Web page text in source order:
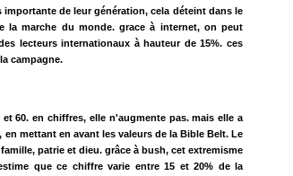
de leur génération, cela déteint dans le
la marche du monde. grace à internet, on peut
lecteurs internationaux à hauteur de 15%. ces
campagne.
60. en chiffres, elle n'augmente pas. mais elle a
mettant en avant les valeurs de la Bible Belt. Le
patrie et dieu. grâce à bush, cet extremisme
que ce chiffre varie entre 15 et 20% de la